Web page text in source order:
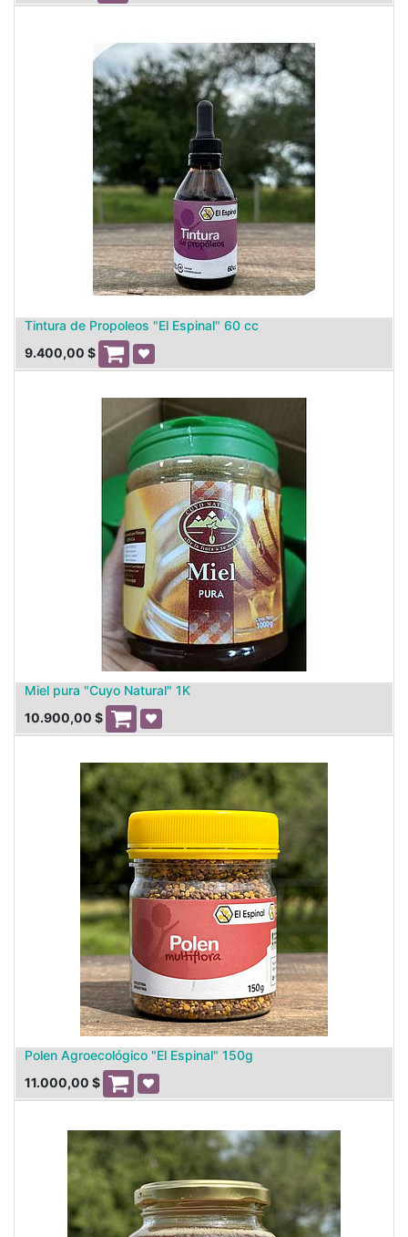
Tintura de Propoleos "El Espinal" 60 cc
9.400,00 $
Miel pura "Cuyo Natural" 1K
10.900,00 $
Polen Agroecológico "El Espinal" 150g
11.000,00 $